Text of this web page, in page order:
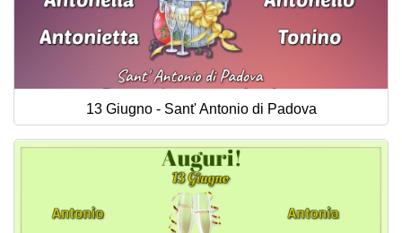
13 Giugno - Sant' Antonio di Padova